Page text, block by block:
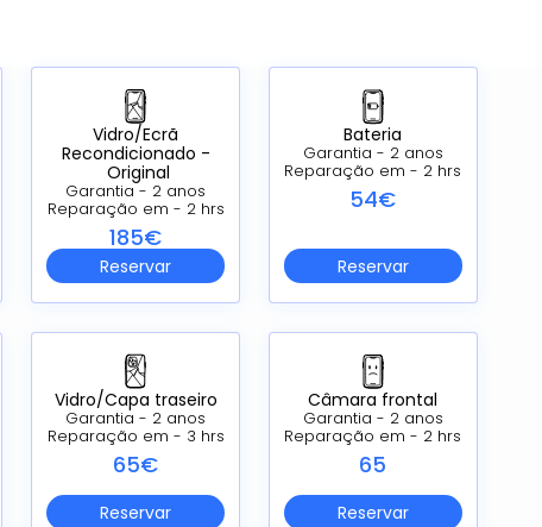
Vidro/Ecrã
Recondicionado -
Original
Garantia - 2 anos
Reparação em - 2 hrs
185€
Reservar
Bateria
Garantia - 2 anos
Reparação em - 2 hrs
54€
Reservar
Vidro/Capa traseiro
Garantia - 2 anos
Reparação em - 3 hrs
65€
Reservar
Câmara frontal
Garantia - 2 anos
Reparação em - 2 hrs
65
Reservar